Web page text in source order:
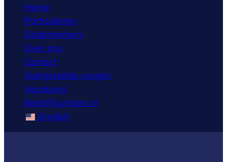
Home
Particulieren
Ondernemers
Over ons
Contact
Veelgestelde vragen
Vacatures
Bedrijfsjuristen.nl
English